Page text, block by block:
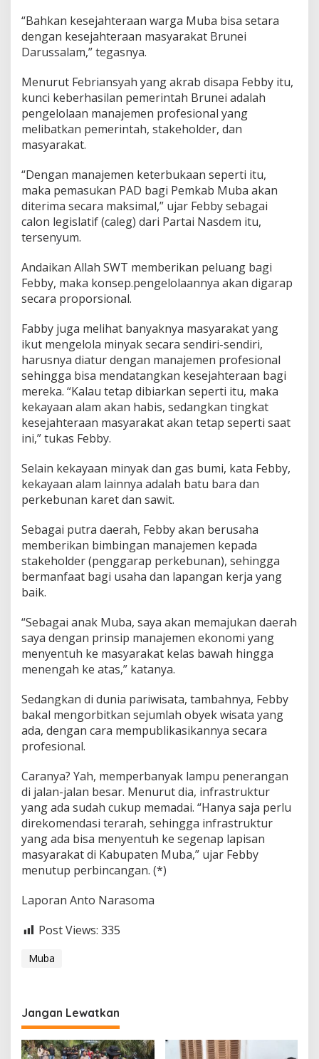
“Bahkan kesejahteraan warga Muba bisa setara
dengan kesejahteraan masyarakat Brunei
Darussalam,” tegasnya.
Menurut Febriansyah yang akrab disapa Febby itu,
kunci keberhasilan pemerintah Brunei adalah
pengelolaan manajemen profesional yang
melibatkan pemerintah, stakeholder, dan
masyarakat.
“Dengan manajemen keterbukaan seperti itu,
maka pemasukan PAD bagi Pemkab Muba akan
diterima secara maksimal,” ujar Febby sebagai
calon legislatif (caleg) dari Partai Nasdem itu,
tersenyum.
Andaikan Allah SWT memberikan peluang bagi
Febby, maka konsep.pengelolaannya akan digarap
secara proporsional.
Fabby juga melihat banyaknya masyarakat yang
ikut mengelola minyak secara sendiri-sendiri,
harusnya diatur dengan manajemen profesional
sehingga bisa mendatangkan kesejahteraan bagi
mereka. “Kalau tetap dibiarkan seperti itu, maka
kekayaan alam akan habis, sedangkan tingkat
kesejahteraan masyarakat akan tetap seperti saat
ini,” tukas Febby.
Selain kekayaan minyak dan gas bumi, kata Febby,
kekayaan alam lainnya adalah batu bara dan
perkebunan karet dan sawit.
Sebagai putra daerah, Febby akan berusaha
memberikan bimbingan manajemen kepada
stakeholder (penggarap perkebunan), sehingga
bermanfaat bagi usaha dan lapangan kerja yang
baik.
“Sebagai anak Muba, saya akan memajukan daerah
saya dengan prinsip manajemen ekonomi yang
menyentuh ke masyarakat kelas bawah hingga
menengah ke atas,” katanya.
Sedangkan di dunia pariwisata, tambahnya, Febby
bakal mengorbitkan sejumlah obyek wisata yang
ada, dengan cara mempublikasikannya secara
profesional.
Caranya? Yah, memperbanyak lampu penerangan
di jalan-jalan besar. Menurut dia, infrastruktur
yang ada sudah cukup memadai. “Hanya saja perlu
direkomendasi terarah, sehingga infrastruktur
yang ada bisa menyentuh ke segenap lapisan
masyarakat di Kabupaten Muba,” ujar Febby
menutup perbincangan. (*)
Laporan Anto Narasoma
Post Views: 335
Muba
Jangan Lewatkan